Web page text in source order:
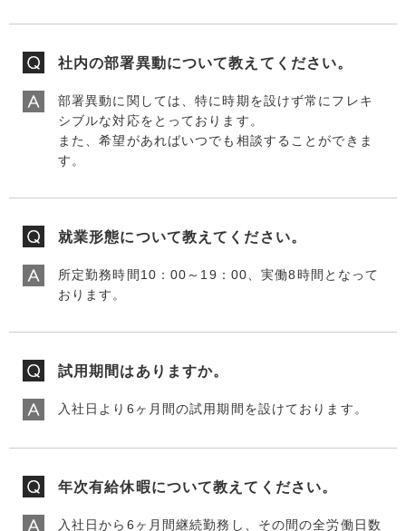
社内の部署異動について教えてください。
部署異動に関しては、特に時期を設けず常にフレキ
シブルな対応をとっております。
また、希望があればいつでも相談することができま
す。
就業形態について教えてください。
所定勤務時間10：00～19：00、実働8時間となって
おります。
試用期間はありますか。
入社日より6ヶ月間の試用期間を設けております。
年次有給休暇について教えてください。
入社日から6ヶ月間継続勤務し、その間の全労働日数